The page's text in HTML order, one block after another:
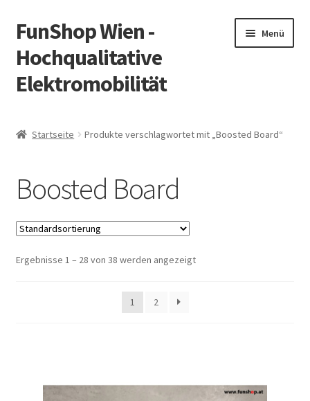
Zur
Navigation
springen
Zum
Inhalt
springen
FunShop Wien -
Hochqualitative
Elektromobilität
Menü
öffnen
Vorsicht Internetbetrug
Über FunShop
Impressum
Zum Onlineshop in der Web Version
Startseite Produkte verschlagwortet mit „Boosted Board“
Boosted Board
Ergebnisse 1 – 28 von 38 werden angezeigt
1 2